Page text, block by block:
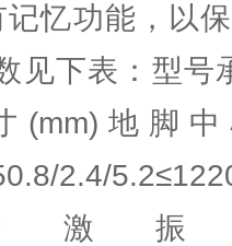
记忆功能，以
见下表：型号
(mm)地脚中
2.4/
激振